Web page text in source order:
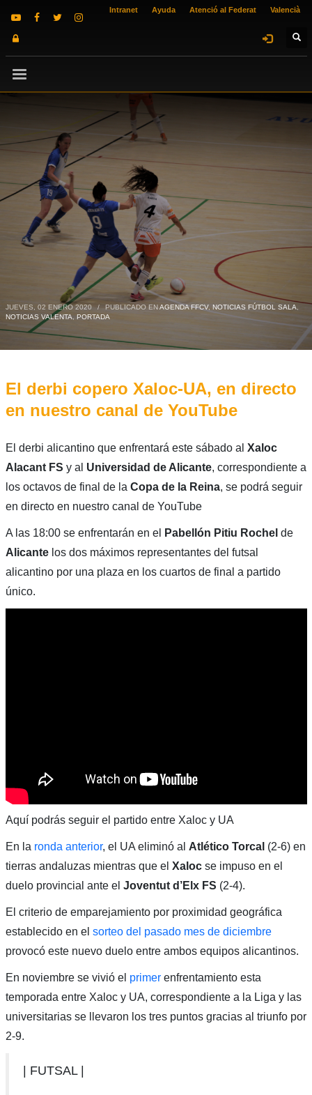
Intranet Ayuda Atenció al Federat Valencià
JUEVES, 02 ENERO 2020 / PUBLICADO ENAGENDA FFCV, NOTICIAS FÚTBOL SALA
NOTICIAS VALENTA, PORTADA
El derbi copero Xaloc-UA, en directo
en nuestro canal de YouTube
El derbi alicantino que enfrentará este sábado al Xaloc
Alacant FS y al Universidad de Alicante, correspondiente a
los octavos de final de la Copa de la Reina, se podrá seguir
en directo en nuestro canal de YouTube
A las 18:00 se enfrentarán en el Pabellón Pitiu Rochel de
Alicantelos dos máximos representantes del futsal
alicantino por una plaza en los cuartos de final a partido
único.
Aquí podrás seguir el partido entre Xaloc y UA
En la ronda anterior, el UA eliminó al Atlético Torcal (2-6) en
tierras andaluzas mientras que el Xalocse impuso en el
duelo provincial ante el Joventut d’Elx FS (2-4).
El criterio de emparejamiento por proximidad geográfica
establecido en el sorteo del pasado mes de diciembre
provocó este nuevo duelo entre ambos equipos alicantinos.
En noviembre se vivió el primer enfrentamiento esta
temporada entre Xaloc y UA, correspondiente a la Liga y las
universitarias se llevaron los tres puntos gracias al triunfo por
2-9.
| FUTSAL |